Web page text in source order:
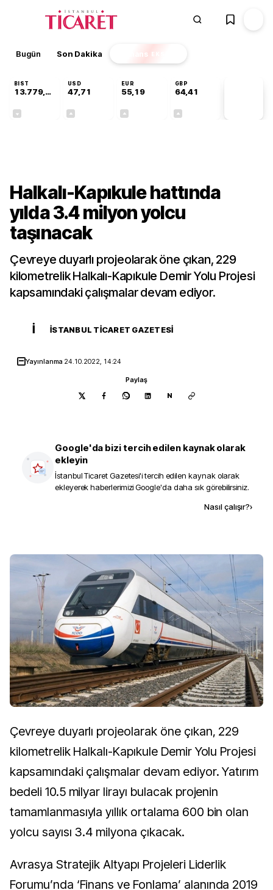
Bugün Son Dakika Finans EKSTRA
BIST
13.779,39
USD
47,71
EUR
55,19
GBP
64,41
Halkalı-Kapıkule hattında
yılda 3.4 milyon yolcu
taşınacak
Çevreye duyarlı projeolarak öne çıkan, 229
kilometrelik Halkalı-Kapıkule Demir Yolu Projesi
kapsamındaki çalışmalar devam ediyor.
İ İSTANBUL TICARET GAZETESI
Yayınlanma 24.10.2022, 14:24
Paylaş
N
Google'da bizi tercih edilen kaynak olarak
ekleyin
İstanbul Ticaret Gazetesi'i tercih edilen kaynak olarak
ekleyerek haberlerimizi Google'da daha sık görebilirsiniz.
Nasıl çalışır?›
Çevreye duyarlı projeolarak öne çıkan, 229
kilometrelik Halkalı-Kapıkule Demir Yolu Projesi
kapsamındaki çalışmalar devam ediyor. Yatırım
bedeli 10.5 milyar lirayı bulacak projenin
tamamlanmasıyla yıllık ortalama 600 bin olan
yolcu sayısı 3.4 milyona çıkacak.
Avrasya Stratejik Altyapı Projeleri Liderlik
Forumu’nda ‘Finans ve Fonlama’ alanında 2019